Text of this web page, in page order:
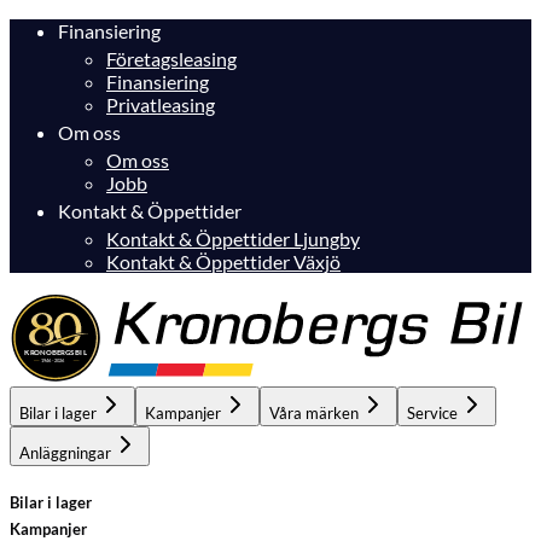
Finansiering
Företagsleasing
Finansiering
Privatleasing
Om oss
Om oss
Jobb
Kontakt & Öppettider
Kontakt & Öppettider Ljungby
Kontakt & Öppettider Växjö
Bilar i lager Kampanjer Våra märken Service
Anläggningar
Bilar i lager
Kampanjer